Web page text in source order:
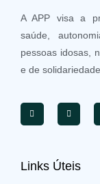
A APP visa a
saúde,
pessoas idosas,
e de
Links Úteis